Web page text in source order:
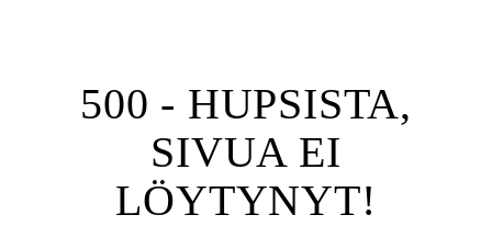
500 - HUPSISTA,
SIVUA EI
LÖYTYNYT!